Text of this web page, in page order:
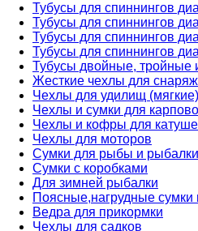
Тубусы для спиннингов
Тубусы для спиннингов
Тубусы для спиннингов
Тубусы для спиннингов
Тубусы двойные, тройные
Жесткие чехлы для
Чехлы для удилищ (мягкие)
Чехлы и сумки для
Чехлы и кофры для
Чехлы для моторов
Сумки для рыбы и рыбалки
Сумки с коробками
Для зимней рыбалки
Поясные,нагрудные сумки
Ведра для прикормки
Чехлы для садков